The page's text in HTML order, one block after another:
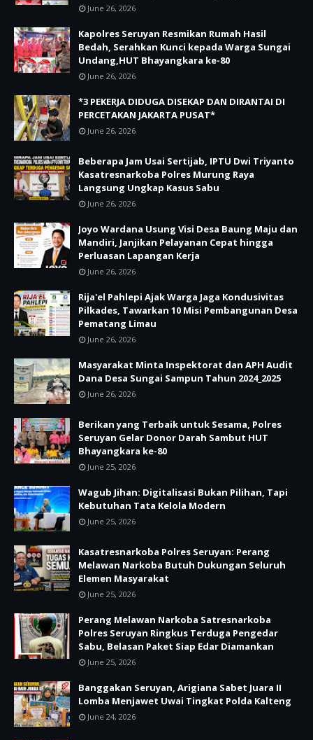
June 26, 2026
Kapolres Seruyan Resmikan Rumah Hasil
Bedah, Serahkan Kunci kepada Warga Sungai
Undang,HUT Bhayangkara ke-80
June 26, 2026
*3 PEKERJA DIDUGA DISEKAP DAN DIRANTAI DI
PERCETAKAN JAKARTA PUSAT*
June 26, 2026
Beberapa Jam Usai Sertijab, IPTU Dwi Triyanto
Kasatresnarkoba Polres Murung Raya
Langsung Ungkap Kasus Sabu
June 26, 2026
Joyo Wardana Usung Visi Desa Baung Maju dan
Mandiri, Janjikan Pelayanan Cepat hingga
Perluasan Lapangan Kerja
June 26, 2026
Rija'el Pahlepi Ajak Warga Jaga Kondusivitas
Pilkades, Tawarkan 10 Misi Pembangunan Desa
Pematang Limau
June 26, 2026
Masyarakat Minta Inspektorat dan APH Audit
Dana Desa Sungai Sampun Tahun 2024_2025
June 26, 2026
Berikan yang Terbaik untuk Sesama, Polres
Seruyan Gelar Donor Darah Sambut HUT
Bhayangkara ke-80
June 25, 2026
Wagub Jihan: Digitalisasi Bukan Pilihan, Tapi
Kebutuhan Tata Kelola Modern
June 25, 2026
Kasatresnarkoba Polres Seruyan: Perang
Melawan Narkoba Butuh Dukungan Seluruh
Elemen Masyarakat
June 25, 2026
Perang Melawan Narkoba Satresnarkoba
Polres Seruyan Ringkus Terduga Pengedar
Sabu, Belasan Paket Siap Edar Diamankan
June 25, 2026
Banggakan Seruyan, Arigiana Sabet Juara II
Lomba Menjawet Uwai Tingkat Polda Kalteng
June 24, 2026